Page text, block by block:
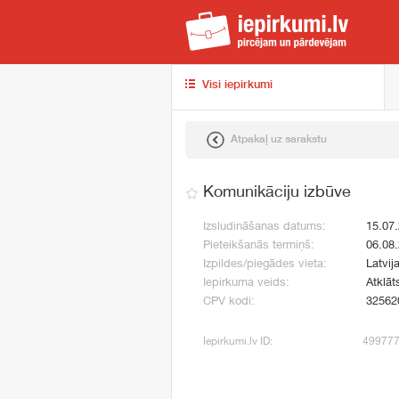
Visi iepirkumi
Atpakaļ uz sarakstu
Komunikāciju izbūve
Izsludināšanas datums:
Pieteikšanās termiņš:
Izpildes/piegādes vieta:
Iepirkuma veids:
CPV kodi:
Iepirkumi.lv ID: